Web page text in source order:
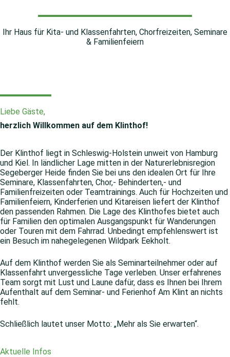
Ihr Haus für Kita- und Klassenfahrten, Chorfreizeiten, Seminare
& Familienfeiern
Liebe Gäste,
herzlich Willkommen auf dem Klinthof!
Der Klinthof liegt in Schleswig-Holstein unweit von Hamburg
und Kiel. In ländlicher Lage mitten in der Naturerlebnisregion
Segeberger Heide finden Sie bei uns den idealen Ort für Ihre
Seminare, Klassenfahrten, Chor,- Behinderten,- und
Familienfreizeiten oder Teamtrainings. Auch für Hochzeiten und
Familienfeiern, Kinderferien und Kitareisen liefert der Klinthof
den passenden Rahmen. Die Lage des Klinthofes bietet auch
für Familien den optimalen Ausgangspunkt für Wanderungen
oder Touren mit dem Fahrrad. Unbedingt empfehlenswert ist
ein Besuch im nahegelegenen Wildpark Eekholt.
Auf dem Klinthof werden Sie als Seminarteilnehmer oder auf
Klassenfahrt unvergessliche Tage verleben. Unser erfahrenes
Team sorgt mit Lust und Laune dafür, dass es Ihnen bei Ihrem
Aufenthalt auf dem Seminar- und Ferienhof Am Klint an nichts
fehlt.
Schließlich lautet unser Motto: „Mehr als Sie erwarten“.
Aktuelle Infos